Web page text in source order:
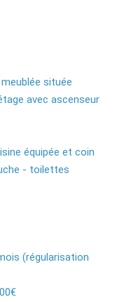
située
avec ascenseur
équipée et coin
- toilettes
(régularisation